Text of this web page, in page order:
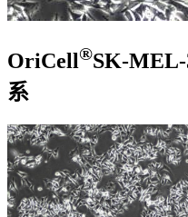
OriCell®SK-
系